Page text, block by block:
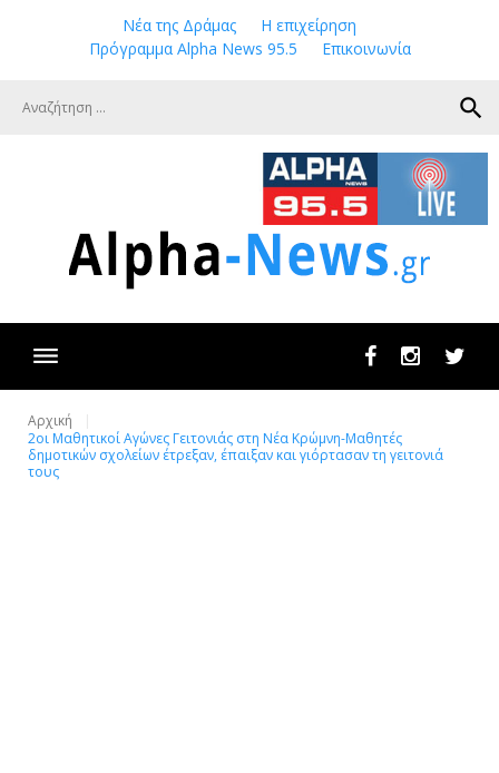
Νέα της Δράμας
Η επιχείρηση
Πρόγραμμα Alpha News 95.5
Επικοινωνία
search
FacebookInstagram
Αρχική
2οι Μαθητικοί Αγώνες Γειτονιάς στη Νέα Κρώμνη-Μαθητές
δημοτικών σχολείων έτρεξαν, έπαιξαν και γιόρτασαν τη γειτονιά
τους